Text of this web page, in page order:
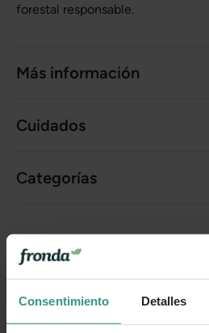
Consentimiento Detalles
forestal responsable.
Más información
Cuidados
Categorías
👍 Sí 😐 Más o menos 👎